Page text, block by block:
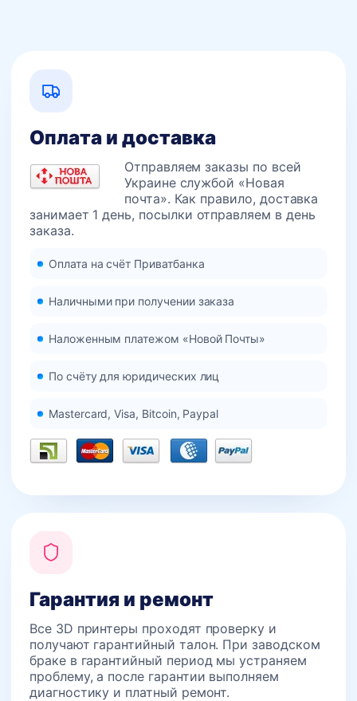
Оплата и доставка
Отправляем заказы по всей
Украине службой «Новая
почта». Как правило, доставка
занимает 1 день, посылки отправляем в день
заказа.
Оплата на счёт Приватбанка
Наличными при получении заказа
Наложенным платежом «Новой Почты»
По счёту для юридических лиц
Mastercard, Visa, Bitcoin, Paypal
Гарантия и ремонт
Все 3D принтеры проходят проверку и
получают гарантийный талон. При заводском
браке в гарантийный период мы устраняем
проблему, а после гарантии выполняем
диагностику и платный ремонт.